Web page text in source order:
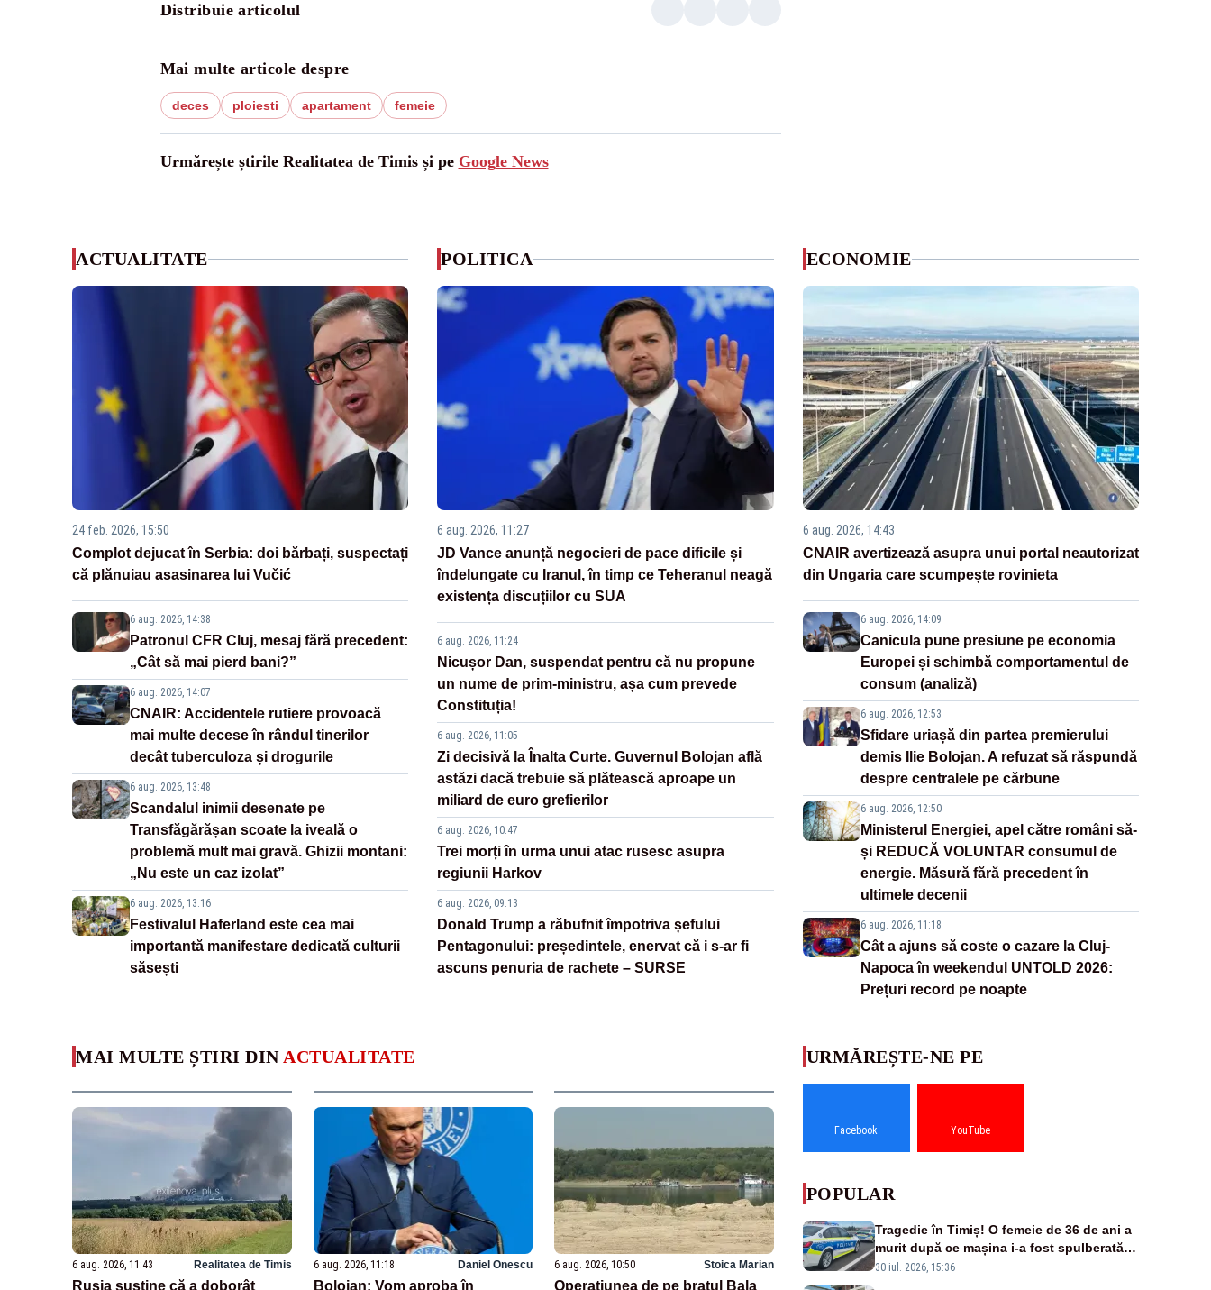
Distribuie articolul
Mai multe articole despre
deces ploiesti apartament femeie
Urmărește știrile Realitatea de Timis și pe Google News
ACTUALITATE
24 feb. 2026, 15:50
Complot dejucat în Serbia: doi bărbați, suspectați
că plănuiau asasinarea lui Vučić
6 aug. 2026, 14:38
Patronul CFR Cluj, mesaj fără precedent:
„Cât să mai pierd bani?”
6 aug. 2026, 14:07
CNAIR: Accidentele rutiere provoacă
mai multe decese în rândul tinerilor
decât tuberculoza și drogurile
6 aug. 2026, 13:48
Scandalul inimii desenate pe
Transfăgărășan scoate la iveală o
problemă mult mai gravă. Ghizii montani:
„Nu este un caz izolat”
6 aug. 2026, 13:16
Festivalul Haferland este cea mai
importantă manifestare dedicată culturii
săsești
POLITICA
6 aug. 2026, 11:27
JD Vance anunță negocieri de pace dificile și
îndelungate cu Iranul, în timp ce Teheranul neagă
existența discuțiilor cu SUA
6 aug. 2026, 11:24
Nicușor Dan, suspendat pentru că nu propune
un nume de prim-ministru, așa cum prevede
Constituția!
6 aug. 2026, 11:05
Zi decisivă la Înalta Curte. Guvernul Bolojan află
astăzi dacă trebuie să plătească aproape un
miliard de euro grefierilor
6 aug. 2026, 10:47
Trei morți în urma unui atac rusesc asupra
regiunii Harkov
6 aug. 2026, 09:13
Donald Trump a răbufnit împotriva șefului
Pentagonului: președintele, enervat că i s-ar fi
ascuns penuria de rachete – SURSE
ECONOMIE
6 aug. 2026, 14:43
CNAIR avertizează asupra unui portal neautorizat
din Ungaria care scumpește rovinieta
6 aug. 2026, 14:09
Canicula pune presiune pe economia
Europei și schimbă comportamentul de
consum (analiză)
6 aug. 2026, 12:53
Sfidare uriașă din partea premierului
demis Ilie Bolojan. A refuzat să răspundă
despre centralele pe cărbune
6 aug. 2026, 12:50
Ministerul Energiei, apel către români să-
și REDUCĂ VOLUNTAR consumul de
energie. Măsură fără precedent în
ultimele decenii
6 aug. 2026, 11:18
Cât a ajuns să coste o cazare la Cluj-
Napoca în weekendul UNTOLD 2026:
Prețuri record pe noapte
MAI MULTE ȘTIRI DIN ACTUALITATE
6 aug. 2026, 11:43 Realitatea de Timis
Rusia susține că a doborât
6 aug. 2026, 11:18 Daniel Onescu
Bolojan: Vom aproba în
6 aug. 2026, 10:50 Stoica Marian
Operațiunea de pe brațul Bala
URMĂREȘTE-NE PE
Facebook YouTube
POPULAR
Tragedie în Timiș! O femeie de 36 de ani a
murit după ce mașina i-a fost spulberată
de tren
30 iul. 2026, 15:36